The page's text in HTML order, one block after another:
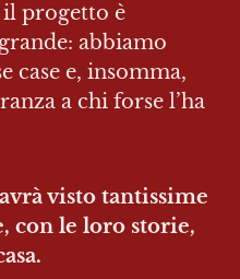
il progetto è
abbiamo
case e, insomma,
a chi forse l’ha
visto tantissime
con le loro storie,